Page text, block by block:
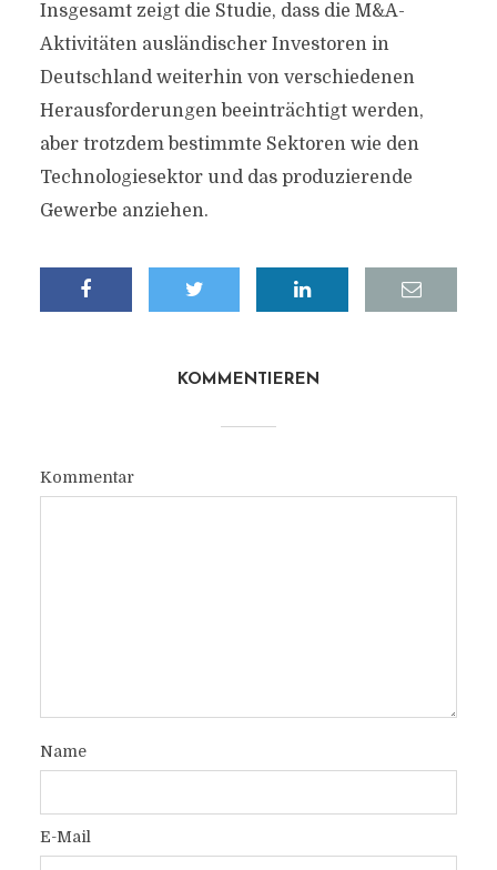
Insgesamt zeigt die Studie, dass die M&A-
Aktivitäten ausländischer Investoren in
Deutschland weiterhin von verschiedenen
Herausforderungen beeinträchtigt werden,
aber trotzdem bestimmte Sektoren wie den
Technologiesektor und das produzierende
Gewerbe anziehen.
KOMMENTIEREN
Kommentar
Name
E-Mail